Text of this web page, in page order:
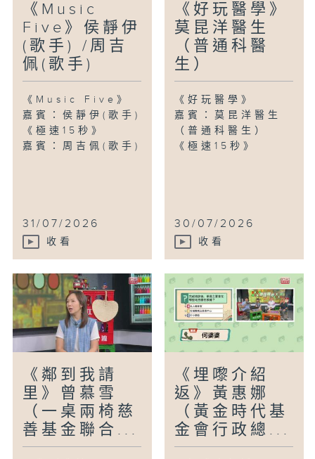
《Music
Five》侯靜伊
(歌手) /周吉
佩(歌手)
《Music Five》
嘉賓：侯靜伊(歌手)
《極速15秒》
嘉賓：周吉佩(歌手)
31/07/2026
收看
《好玩醫學》
莫昆洋醫生
（普通科醫
生）
《好玩醫學》
嘉賓：莫昆洋醫生
（普通科醫生）
《極速15秒》
30/07/2026
收看
《鄰到我請
里》曾慕雪
（一桌兩椅慈
善基金聯合...
《埋嚟介紹
返》黃惠娜
（黃金時代基
金會行政總...